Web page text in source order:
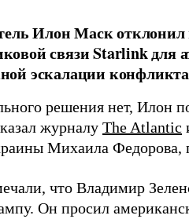
Илон Маск отклонил
связи Starlink для
эскалации
решения нет, Илон
журналу The Atlantic
Михаила Федорова,
что Владимир
Он просил